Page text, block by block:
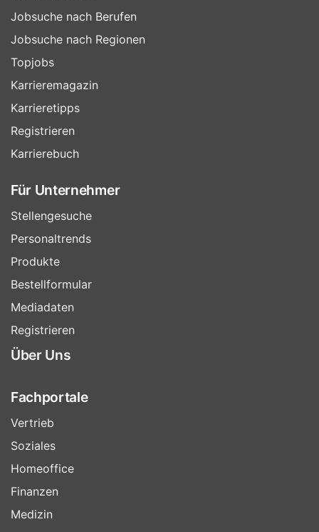
Jobsuche nach Berufen
Jobsuche nach Regionen
Topjobs
Karrieremagazin
Karrieretipps
Registrieren
Karrierebuch
Für Unternehmer
Stellengesuche
Personaltrends
Produkte
Bestellformular
Mediadaten
Registrieren
Über Uns
Fachportale
Vertrieb
Soziales
Homeoffice
Finanzen
Medizin